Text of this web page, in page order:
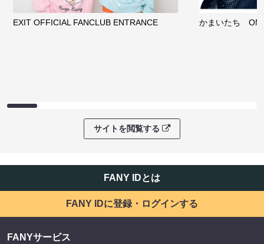
EXIT OFFICIAL FANCLUB ENTRANCE かまいたち
サイトを閲覧する
FANY IDとは
FANY IDに登録・ログインする
FANYサービス